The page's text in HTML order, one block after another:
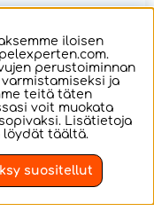
iloisen
perustoiminnan
ja
teitä täten
voit muokata
Lisätietoja
löydät täältä.
suositellut